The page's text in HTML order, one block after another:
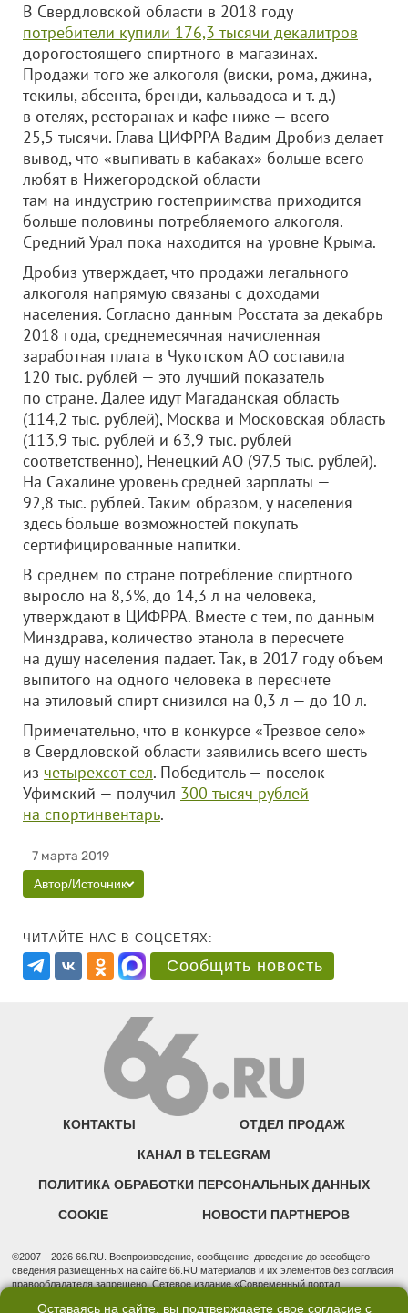
В Свердловской области в 2018 году
потребители купили 176,3 тысячи декалитров
дорогостоящего спиртного в магазинах.
Продажи того же алкоголя (виски, рома, джина,
текилы, абсента, бренди, кальвадоса и т. д.)
в отелях, ресторанах и кафе ниже — всего
25,5 тысячи. Глава ЦИФРРА Вадим Дробиз делает
вывод, что «выпивать в кабаках» больше всего
любят в Нижегородской области —
там на индустрию гостеприимства приходится
больше половины потребляемого алкоголя.
Средний Урал пока находится на уровне Крыма.
Дробиз утверждает, что продажи легального
алкоголя напрямую связаны с доходами
населения. Согласно данным Росстата за декабрь
2018 года, среднемесячная начисленная
заработная плата в Чукотском АО составила
120 тыс. рублей — это лучший показатель
по стране. Далее идут Магаданская область
(114,2 тыс. рублей), Москва и Московская область
(113,9 тыс. рублей и 63,9 тыс. рублей
соответственно), Ненецкий АО (97,5 тыс. рублей).
На Сахалине уровень средней зарплаты —
92,8 тыс. рублей. Таким образом, у населения
здесь больше возможностей покупать
сертифицированные напитки.
В среднем по стране потребление спиртного
выросло на 8,3%, до 14,3 л на человека,
утверждают в ЦИФРРА. Вместе с тем, по данным
Минздрава, количество этанола в пересчете
на душу населения падает. Так, в 2017 году объем
выпитого на одного человека в пересчете
на этиловый спирт снизился на 0,3 л — до 10 л.
Примечательно, что в конкурсе «Трезвое село»
в Свердловской области заявились всего шесть
из четырехсот сел. Победитель — поселок
Уфимский — получил 300 тысяч рублей
на спортинвентарь.
7 марта 2019
Автор/Источник
ЧИТАЙТЕ НАС В СОЦСЕТЯХ:
Сообщить новость
КОНТАКТЫ ОТДЕЛ ПРОДАЖ
КАНАЛ В TELEGRAM
ПОЛИТИКА ОБРАБОТКИ ПЕРСОНАЛЬНЫХ ДАННЫХ
COOKIE НОВОСТИ ПАРТНЕРОВ
©2007—2026 66.RU. Воспроизведение, сообщение, доведение до всеобщего
сведения размещенных на сайте 66.RU материалов и их элементов без согласия
правообладателя запрещено. Сетевое издание «Современный портал
Оставаясь на сайте, вы подтверждаете свое согласие с